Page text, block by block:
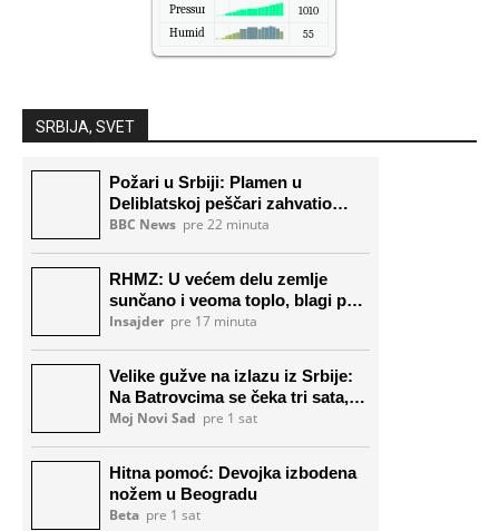
Pressure 1010
Humidity 55
SRBIJA, SVET